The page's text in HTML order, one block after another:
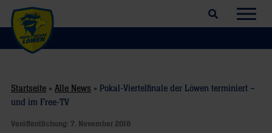
Suchfeld öffnen
Startseite » Alle News » Pokal-Viertelfinale der Löwen terminiert –
und im Free-TV
Veröffentlichung: 7. November 2018